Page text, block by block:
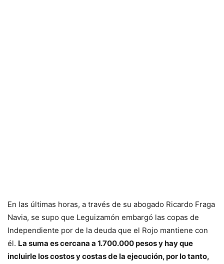
En las últimas horas, a través de su abogado Ricardo Fraga
Navia, se supo que Leguizamón embargó las copas de
Independiente por de la deuda que el Rojo mantiene con
él. La suma es cercana a 1.700.000 pesos y hay que
incluirle los costos y costas de la ejecución, por lo tanto,